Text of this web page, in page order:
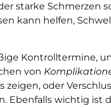
starke Schmerzen
kann helfen,
Kontrolltermine,
von
oder
Ebenfalls wichtig ist